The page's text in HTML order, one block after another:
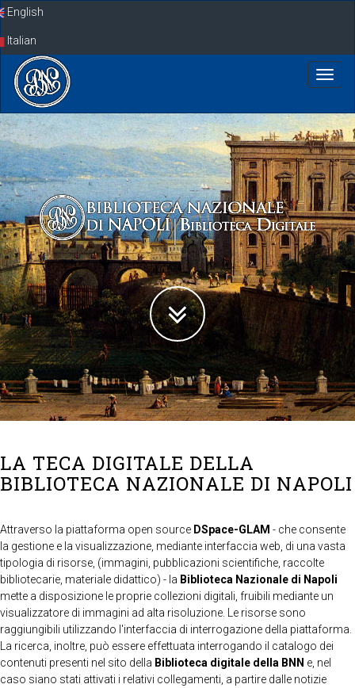
SkipEnglish
Italian
LA TECA DIGITALE DELLA
BIBLIOTECA NAZIONALE DI NAPOLI
Attraverso la piattaforma open source DSpace-GLAM - che consente
la gestione e la visualizzazione, mediante interfaccia web, di una vasta
tipologia di risorse, (immagini, pubblicazioni scientifiche, raccolte
bibliotecarie, materiale didattico) - la Biblioteca Nazionale di Napoli
mette a disposizione le proprie collezioni digitali, fruibili mediante un
visualizzatore di immagini ad alta risoluzione. Le risorse sono
raggiungibili utilizzando l'interfaccia di interrogazione della piattaforma.
La ricerca, inoltre, può essere effettuata interrogando il catalogo dei
contenuti presenti nel sito della Biblioteca digitale della BNN e, nel
caso siano stati attivati i relativi collegamenti, a partire dalle notizie